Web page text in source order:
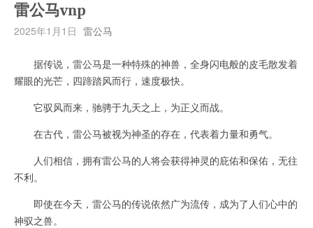
雷公马vnp
2025年1月1日 雷公马
据传说，雷公马是一种特殊的神兽，全身闪电般的皮毛散发着
耀眼的光芒，四蹄踏风而行，速度极快。
它驭风而来，驰骋于九天之上，为正义而战。
在古代，雷公马被视为神圣的存在，代表着力量和勇气。
人们相信，拥有雷公马的人将会获得神灵的庇佑和保佑，无往
不利。
即使在今天，雷公马的传说依然广为流传，成为了人们心中的
神驭之兽。